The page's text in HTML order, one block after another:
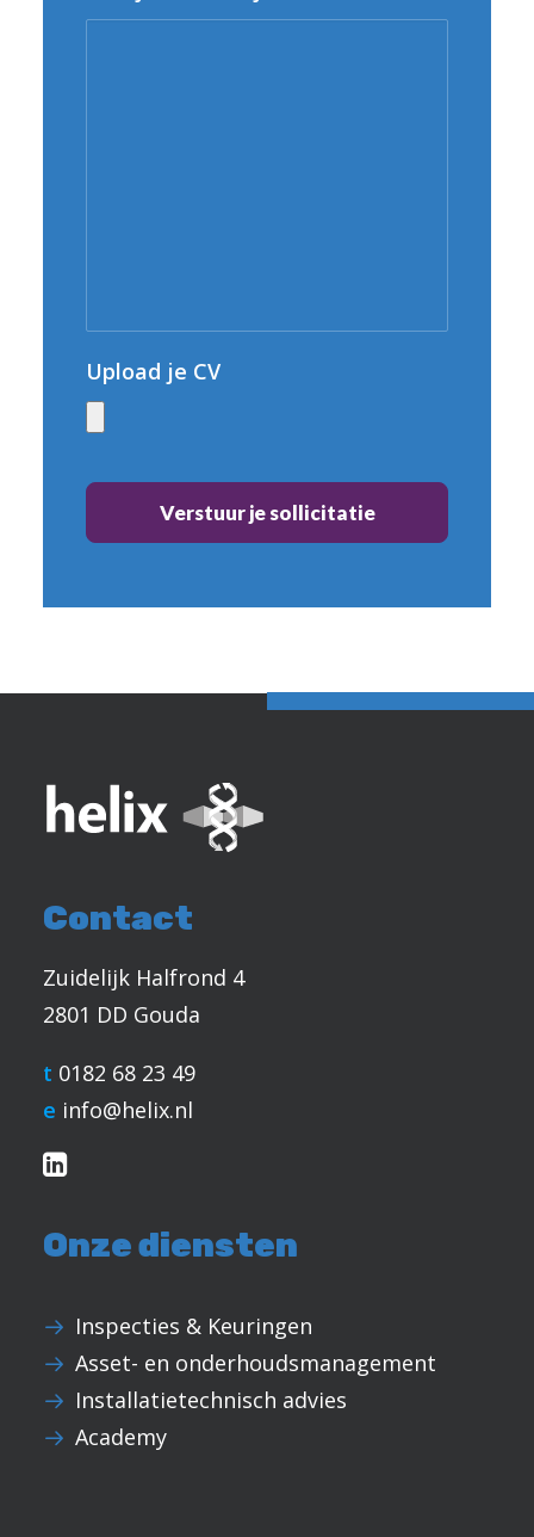
Upload je CV
Contact
Zuidelijk Halfrond 4
2801 DD Gouda
t 0182 68 23 49
e info@helix.nl
Onze diensten
Inspecties & Keuringen
Asset- en onderhoudsmanagement
Installatietechnisch advies
Academy